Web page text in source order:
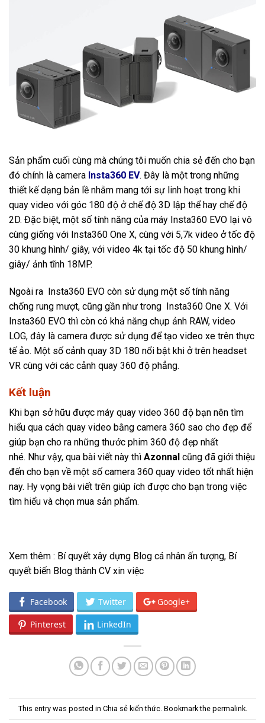
Sản phẩm cuối cùng mà chúng tôi muốn chia sẻ đến cho bạn
đó chính là camera Insta360 EV. Đây là một trong những
thiết kế dạng bản lề nhằm mang tới sự linh hoạt trong khi
quay video với góc 180 độ ở chế độ 3D lập thể hay chế độ
2D. Đặc biệt, một số tính năng của máy Insta360 EVO lại vô
cùng giống với Insta360 One X, cùng với 5,7k video ở tốc độ
30 khung hình/ giây, với video 4k tại tốc độ 50 khung hình/
giây/ ảnh tĩnh 18MP.
Ngoài ra Insta360 EVO còn sử dụng một số tính năng
chống rung mượt, cũng gần như trong Insta360 One X. Với
Insta360 EVO thì còn có khả năng chụp ảnh RAW, video
LOG, đây là camera được sử dụng để tạo video xe trên thực
tế ảo. Một số cảnh quay 3D 180 nổi bật khi ở trên headset
VR cùng với các cảnh quay 360 độ phẳng.
Kết luận
Khi bạn sở hữu được máy quay video 360 độ bạn nên tìm
hiểu qua cách quay video bằng camera 360 sao cho đẹp để
giúp bạn cho ra những thước phim 360 độ đẹp nhất
nhé. Như vậy, qua bài viết này thì Azonnal cũng đã giới thiệu
đến cho bạn về một số camera 360 quay video tốt nhất hiện
nay. Hy vọng bài viết trên giúp ích được cho bạn trong việc
tìm hiểu và chọn mua sản phẩm.
Xem thêm : Bí quyết xây dựng Blog cá nhân ấn tượng, Bí
quyết biến Blog thành CV xin việc
Facebook Twitter Google+
Pinterest LinkedIn
This entry was posted in Chia sẻ kiến thức. Bookmark the permalink.